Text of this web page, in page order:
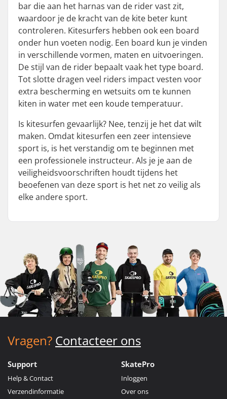
bar die aan het harnas van de rider vast zit,
waardoor je de kracht van de kite beter kunt
controleren. Kitesurfers hebben ook een board
onder hun voeten nodig. Een board kun je vinden
in verschillende vormen, maten en uitvoeringen.
De stijl van de rider bepaalt vaak het type board.
Tot slotte dragen veel riders impact vesten voor
extra bescherming en wetsuits om te kunnen
kiten in water met een koude temperatuur.
Is kitesurfen gevaarlijk? Nee, tenzij je het dat wilt
maken. Omdat kitesurfen een zeer intensieve
sport is, is het verstandig om te beginnen met
een professionele instructeur. Als je je aan de
veiligheidsvoorschriften houdt tijdens het
beoefenen van deze sport is het net zo veilig als
elke andere sport.
Vragen? Contacteer ons
Support
Help & Contact
Verzendinformatie
SkatePro
Inloggen
Over ons